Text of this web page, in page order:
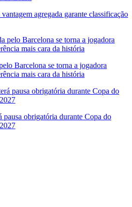
agregada garante classificação
Barcelona se torna a jogadora
mais cara da história
pausa obrigatória durante Copa do